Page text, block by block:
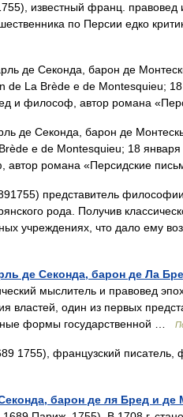
известный франц. правовед
по Персии едко
де Секонда, барон де
de La Brède e de Montesquieu;
и философ, автор романа
де Секонда, барон де
e de Montesquieu; 18
автор романа «Персидские
представитель
рода. Получив
учреждениях, что дало ему
де Секонда, барон де Ла
мыслитель и правовед
властей, один из первых
формы государственной …
1755), французский
барон де ля Бред и де